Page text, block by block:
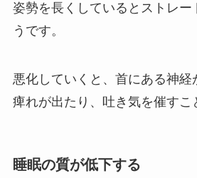
姿勢を長くしているとストレー
うです。
悪化していくと、首にある神経
痺れが出たり、吐き気を催すこ
睡眠の質が低下する